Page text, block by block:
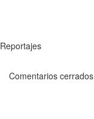
Reportajes
Comentarios cerrados